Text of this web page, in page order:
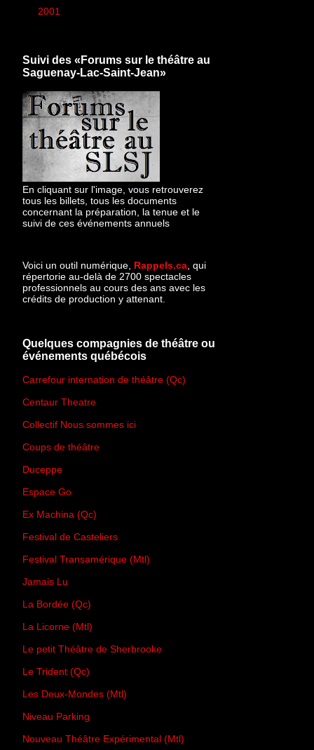
2001
Suivi des «Forums sur le théâtre au
Saguenay-Lac-Saint-Jean»
En cliquant sur l'image, vous retrouverez
tous les billets, tous les documents
concernant la préparation, la tenue et le
suivi de ces événements annuels
Voici un outil numérique, Rappels.ca , qui
répertorie au-delà de 2700 spectacles
professionnels au cours des ans avec les
crédits de production y attenant.
Quelques compagnies de théâtre ou
événements québécois
Carrefour internation de théâtre (Qc)
Centaur Theatre
Collectif Nous sommes ici
Coups de théâtre
Duceppe
Espace Go
Ex Machina (Qc)
Festival de Casteliers
Festival Transamérique (Mtl)
Jamais Lu
La Bordée (Qc)
La Licorne (Mtl)
Le petit Théâtre de Sherbrooke
Le Trident (Qc)
Les Deux-Mondes (Mtl)
Niveau Parking
Nouveau Théâtre Expérimental (Mtl)